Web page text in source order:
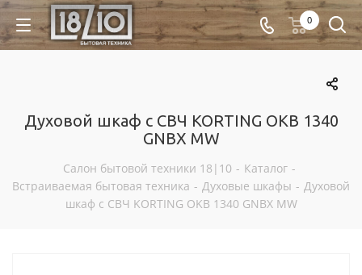
0
Духовой шкаф с СВЧ KORTING OKB 1340
GNBX MW
Салон бытовой техники 18|10 - Каталог -
Встраиваемая бытовая техника - Духовые шкафы - Духовой
шкаф с СВЧ KORTING OKB 1340 GNBX MW